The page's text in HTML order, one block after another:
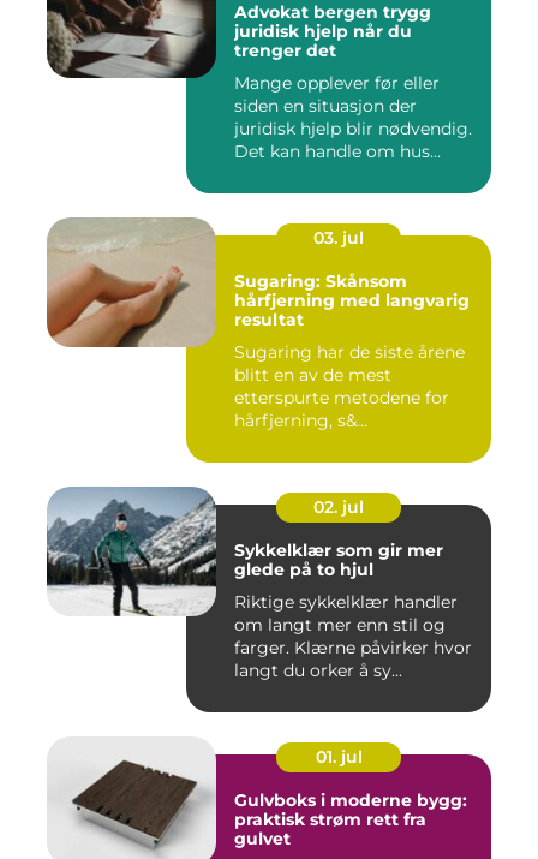
Advokat bergen trygg
juridisk hjelp når du
trenger det
Mange opplever før eller
siden en situasjon der
juridisk hjelp blir nødvendig.
Det kan handle om hus...
03. jul
Sugaring: Skånsom
hårfjerning med langvarig
resultat
Sugaring har de siste årene
blitt en av de mest
etterspurte metodene for
hårfjerning, s&...
02. jul
Sykkelklær som gir mer
glede på to hjul
Riktige sykkelklær handler
om langt mer enn stil og
farger. Klærne påvirker hvor
langt du orker å sy...
01. jul
Gulvboks i moderne bygg:
praktisk strøm rett fra
gulvet